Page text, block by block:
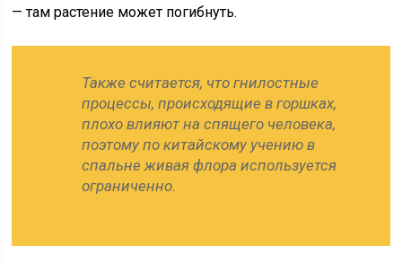
— там растение может погибнуть.
Также считается, что гнилостные
процессы, происходящие в горшках,
плохо влияют на спящего человека,
поэтому по китайскому учению в
спальне живая флора используется
ограниченно.